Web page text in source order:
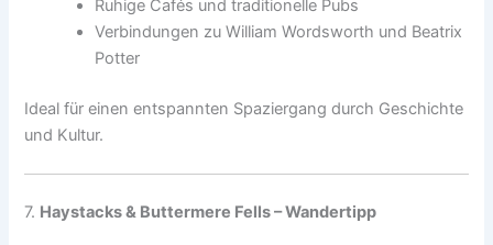
Ruhige Cafés und traditionelle Pubs
Verbindungen zu William Wordsworth und Beatrix
Potter
Ideal für einen entspannten Spaziergang durch Geschichte
und Kultur.
7. Haystacks & Buttermere Fells – Wandertipp